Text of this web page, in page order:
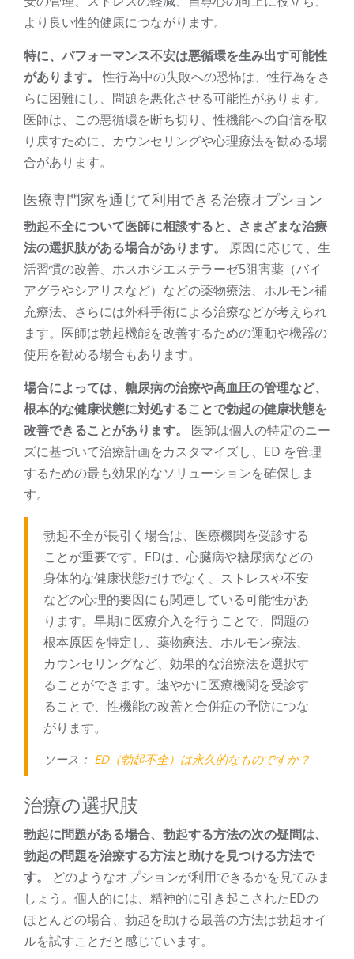
より良い性的健康につながります。
特に、パフォーマンス不安は悪循環を生み出す可能性
があります。 性行為中の失敗への恐怖は、性行為をさ
らに困難にし、問題を悪化させる可能性があります。
医師は、この悪循環を断ち切り、性機能への自信を取
り戻すために、カウンセリングや心理療法を勧める場
合があります。
医療専門家を通じて利用できる治療オプション
勃起不全について医師に相談すると、さまざまな治療
法の選択肢がある場合があります。
原因に応じて、生
活習慣の改善、ホスホジエステラーゼ5阻害薬（バイ
アグラやシアリスなど）などの薬物療法、ホルモン補
充療法、さらには外科手術による治療などが考えられ
ます。医師は勃起機能を改善するための運動や機器の
使用を勧める場合もあります。
場合によっては、糖尿病の治療や高血圧の管理など、
根本的な健康状態に対処することで勃起の健康状態を
改善できることがあります。
医師は個人の特定のニー
ズに基づいて治療計画をカスタマイズし、ED を管理
するための最も効果的なソリューションを確保しま
す。
勃起不全が長引く場合は、医療機関を受診する
ことが重要です。EDは、心臓病や糖尿病などの
身体的な健康状態だけでなく、ストレスや不安
などの心理的要因にも関連している可能性があ
ります。早期に医療介入を行うことで、問題の
根本原因を特定し、薬物療法、ホルモン療法、
カウンセリングなど、効果的な治療法を選択す
ることができます。速やかに医療機関を受診す
ることで、性機能の改善と合併症の予防につな
がります。
ソース： ED（勃起不全）は永久的なものですか？
治療の選択肢
勃起に問題がある場合、勃起する方法の次の疑問は、
勃起の問題を治療する方法と助けを見つける方法で
す。
どのようなオプションが利用できるかを見てみま
しょう。個人的には、精神的に引き起こされたEDの
ほとんどの場合、勃起を助ける最善の方法は勃起オイ
ルを試すことだと感じています。